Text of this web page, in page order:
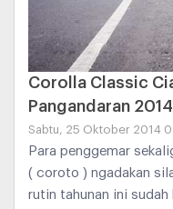
Corolla Classic
Pangandaran 2014
Sabtu, 25 Oktober 2014
Para penggemar
( coroto ) ngadakan
rutin tahunan ini sudah